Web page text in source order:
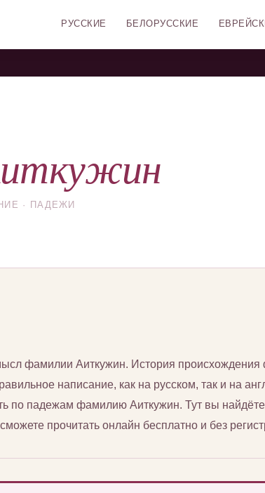
РУССКИЕ БЕЛОРУССКИЕ
· ПАДЕЖИ
фамилии Аиткужин. История
написание, как на русском, так и на
по падежам фамилию Аиткужин. Тут вы
прочитать онлайн бесплатно и без